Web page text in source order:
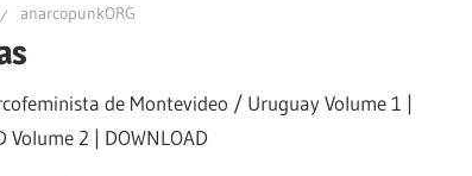
anarcopunkORG
de Montevideo / Uruguay Volume 1 |
Volume 2 | DOWNLOAD